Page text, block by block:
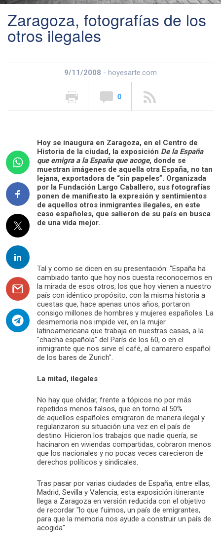
Zaragoza, fotografías de los
otros ilegales
9/11/2008 - hoyesarte.com
0
Hoy se inaugura en Zaragoza, en el Centro de
Historia de la ciudad, la exposición De la España
que emigra a la España que acoge, donde se
muestran imágenes de aquella otra España, no tan
lejana, exportadora de “sin papeles”. Organizada
por la Fundación Largo Caballero, sus fotografías
ponen de manifiesto la expresión y sentimientos
de aquellos otros inmigrantes ilegales, en este
caso españoles, que salieron de su país en busca
de una vida mejor.
Tal y como se dicen en su presentación: "España ha
cambiado tanto que hoy nos cuesta reconocernos en
la mirada de esos otros, los que hoy vienen a nuestro
país con idéntico propósito, con la misma historia a
cuestas que, hace apenas unos años, portaron
consigo millones de hombres y mujeres españoles. La
desmemoria nos impide ver, en la mujer
latinoamericana que trabaja en nuestras casas, a la
"chacha española" del París de los 60, o en el
inmigrante que nos sirve el café, al camarero español
de los bares de Zurich".
La mitad, ilegales
No hay que olvidar, frente a tópicos no por más
repetidos menos falsos, que en torno al 50%
de aquellos españoles emigraron de manera ilegal y
regularizaron su situación una vez en el país de
destino. Hicieron los trabajos que nadie quería, se
hacinaron en viviendas compartidas, cobraron menos
que los nacionales y no pocas veces carecieron de
derechos políticos y sindicales.
Tras pasar por varias ciudades de España, entre ellas,
Madrid, Sevilla y Valencia, esta exposición itinerante
llega a Zaragoza en versión reducida con el objetivo
de recordar "lo que fuimos, un país de emigrantes,
para que la memoria nos ayude a construir un país de
acogida".